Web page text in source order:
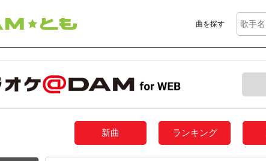
曲を探す
新曲 ランキング